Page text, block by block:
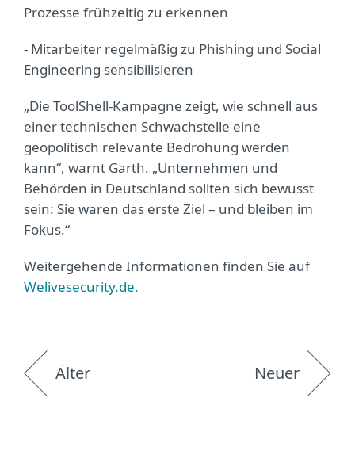
Prozesse frühzeitig zu erkennen
- Mitarbeiter regelmäßig zu Phishing und Social
Engineering sensibilisieren
„Die ToolShell-Kampagne zeigt, wie schnell aus
einer technischen Schwachstelle eine
geopolitisch relevante Bedrohung werden
kann“, warnt Garth. „Unternehmen und
Behörden in Deutschland sollten sich bewusst
sein: Sie waren das erste Ziel – und bleiben im
Fokus.“
Weitergehende Informationen finden Sie auf
Welivesecurity.de.
Älter Neuer